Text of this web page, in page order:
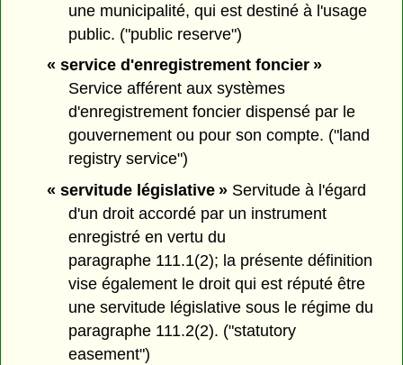
une municipalité, qui est destiné à l'usage
public. ("public reserve")
« service d'enregistrement foncier »
Service afférent aux systèmes
d'enregistrement foncier dispensé par le
gouvernement ou pour son compte. ("land
registry service")
« servitude législative »Servitude à l'égard
d'un droit accordé par un instrument
enregistré en vertu du
paragraphe 111.1(2); la présente définition
vise également le droit qui est réputé être
une servitude législative sous le régime du
paragraphe 111.2(2). ("statutory
easement")